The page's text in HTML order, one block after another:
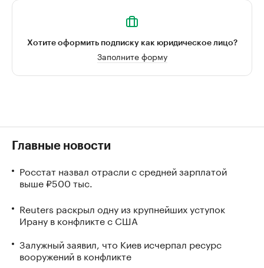
Хотите оформить подписку как юридическое лицо?
Заполните форму
Главные новости
Росстат назвал отрасли с средней зарплатой
выше ₽500 тыс.
Reuters раскрыл одну из крупнейших уступок
Ирану в конфликте с США
Залужный заявил, что Киев исчерпал ресурс
вооружений в конфликте